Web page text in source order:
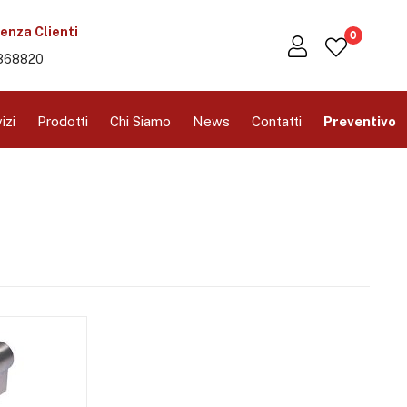
Clienti
0
Prodotti Chi Siamo News Contatti Preventivo